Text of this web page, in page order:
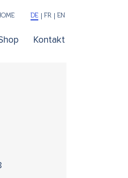
Kontakt
DE FR EN